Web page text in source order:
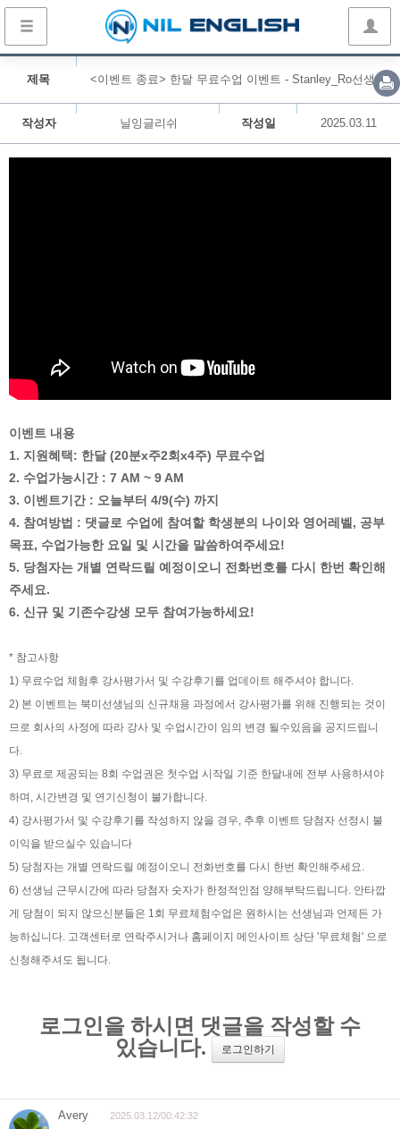
제목 <이벤트 종료> 한달 무료수업 이벤트 - Stanley_Ro선생님
작성자 닐잉글리쉬 작성일 2025.03.11
이벤트 내용
1. 지원혜택: 한달 (20분x주2회x4주) 무료수업
2. 수업가능시간 : 7 AM ~ 9 AM
3. 이벤트기간 : 오늘부터 4/9(수) 까지
4. 참여방법 : 댓글로 수업에 참여할 학생분의 나이와 영어레벨, 공부
목표, 수업가능한 요일 및 시간을 말씀하여주세요!
5. 당첨자는 개별 연락드릴 예정이오니 전화번호를 다시 한번 확인해
주세요.
6. 신규 및 기존수강생 모두 참여가능하세요!
* 참고사항
1) 무료수업 체험후 강사평가서 및 수강후기를 업데이트 해주셔야 합니다.
2) 본 이벤트는 북미선생님의 신규채용 과정에서 강사평가를 위해 진행되는 것이
므로 회사의 사정에 따라 강사 및 수업시간이 임의 변경 될수있음을 공지드립니
다.
3) 무료로 제공되는 8회 수업권은 첫수업 시작일 기준 한달내에 전부 사용하셔야
하며, 시간변경 및 연기신청이 불가합니다.
4) 강사평가서 및 수강후기를 작성하지 않을 경우, 추후 이벤트 당첨자 선정시 불
이익을 받으실수 있습니다
5) 당첨자는 개별 연락드릴 예정이오니 전화번호를 다시 한번 확인해주세요.
6) 선생님 근무시간에 따라 당첨자 숫자가 한정적인점 양해부탁드립니다. 안타깝
게 당첨이 되지 않으신분들은 1회 무료체험수업은 원하시는 선생님과 언제든 가
능하십니다. 고객센터로 연락주시거나 홈페이지 메인사이트 상단 '무료체험' 으로
신청해주셔도 됩니다.